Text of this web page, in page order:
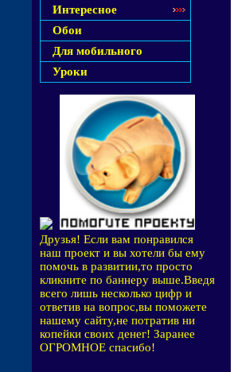
Интересное
Обои
Для мобильного
Уроки
Друзья! Если вам понравился
наш проект и вы хотели бы ему
помочь в развитии,то просто
кликните по баннеру выше.Введя
всего лишь несколько цифр и
ответив на вопрос,вы поможете
нашему сайту,не потратив ни
копейки своих денег! Заранее
ОГРОМНОЕ спасибо!